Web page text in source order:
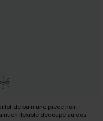
de bain une pièce noir
flexible découpe au dos